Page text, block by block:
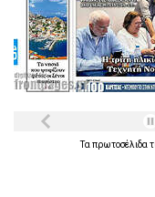
Τα πρωτοσέλιδα